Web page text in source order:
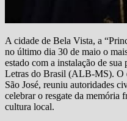
A cidade de Bela Vista, a
no último dia 30 de maio o
estado com a instalação de
Letras do Brasil (ALB-MS). O
São José, reuniu autoridades
celebrar o resgate da memória
cultura local.